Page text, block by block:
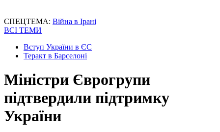
СПЕЦТЕМА: Війна в Ірані
ВСІ ТЕМИ
Вступ України в ЄС
Теракт в Барселоні
Міністри Єврогрупи
підтвердили підтримку
України